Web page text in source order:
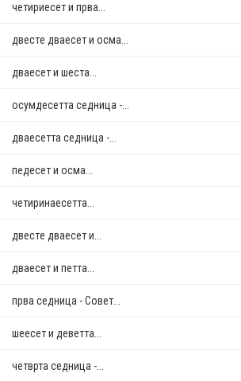
четириесет и прва...
двестe дваесет и осма...
дваесет и шеста...
осумдесетта седница -...
дваесетта седница -...
педесет и осма...
четиринаесетта...
двестe дваесет и...
дваесет и петта...
прва седница - Совет...
шеесет и деветта...
четврта седница -...